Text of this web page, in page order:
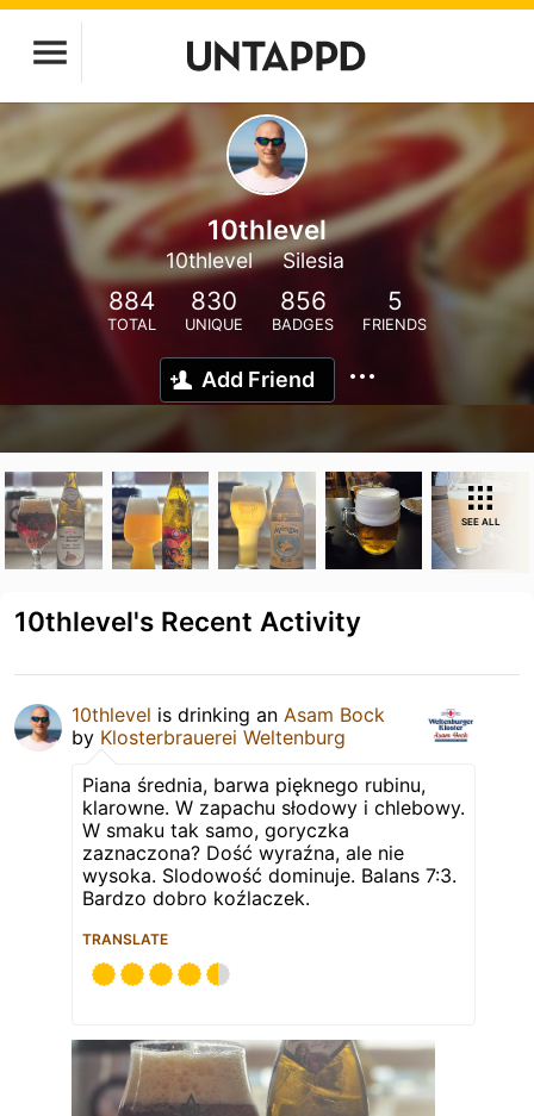
10thlevel
10thlevel Silesia
884
TOTAL
830
UNIQUE
856
BADGES
5
FRIENDS
Add Friend
SEE ALL
10thlevel's Recent Activity
10thlevel is drinking an Asam Bock
by Klosterbrauerei Weltenburg
Piana średnia, barwa pięknego rubinu,
klarowne. W zapachu słodowy i chlebowy.
W smaku tak samo, goryczka
zaznaczona? Dość wyraźna, ale nie
wysoka. Slodowość dominuje. Balans 7:3.
Bardzo dobro koźlaczek.
TRANSLATE